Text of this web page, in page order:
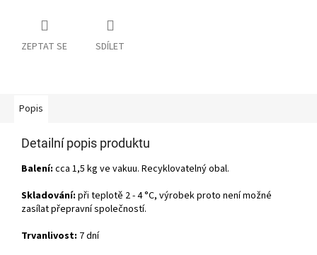
ZEPTAT SE SDÍLET
Popis
Detailní popis produktu
Balení: cca 1,5 kg ve vakuu. Recyklovatelný obal.
Skladování: při teplotě 2 - 4 °C, výrobek proto není možné
zasílat přepravní společností.
Trvanlivost: 7 dní